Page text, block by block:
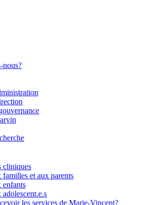
nous?
cliniques
familles et aux parents
enfants
adolescent.e.s
les services de Marie-Vincent?